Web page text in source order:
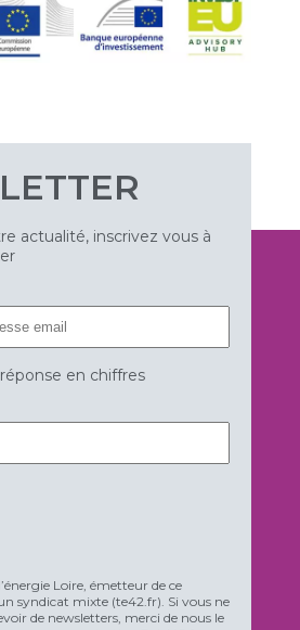
actualité, inscrivez vous à
en chiffres
Loire, émetteur de ce
syndicat mixte (te42.fr). Si vous ne
de newsletters, merci de nous le